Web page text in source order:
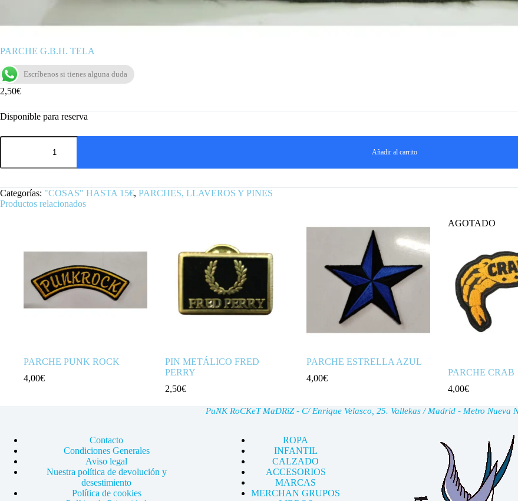
PARCHE G.B.H. TELA
Escríbenos si tienes alguna duda
2,50€
Disponible para reserva
PARCHE
cantidad
Añadir al carrito
Categorías: "COSAS" HASTA 15€, PARCHES, LLAVEROS Y PINES
Productos relacionados
PARCHE PUNK ROCK
4,00€
PIN METÁLICO FRED
PERRY
2,50€
PARCHE ESTRELLA AZUL
4,00€
AGOTADO
PARCHE CRAB
4,00€
PuNK RoCKeT MaDRiZ - C/ Enrique Velasco, 25. Vallekas / Madrid - Metro Nueva
Contacto
Condiciones Generales
Aviso legal
Nuestra política de devolución y
desestimiento
Política de cookies
ROPA
INFANTIL
CALZADO
ACCESORIOS
MARCAS
MERCHAN GRUPOS